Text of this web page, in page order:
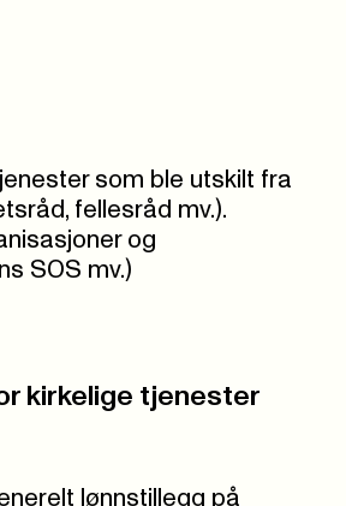
som ble utskilt fra
fellesråd mv.).
og
SOS mv.)
kirkelige tjenester
lønnstillegg på